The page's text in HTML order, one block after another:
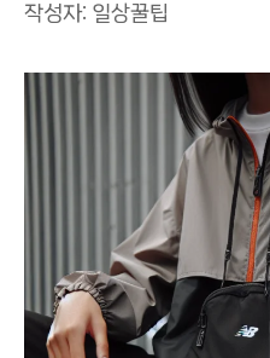
작성자: 일상꿀팁